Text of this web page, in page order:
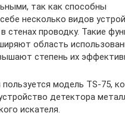
так как способны
несколько видов
стенах проводку. Такие
область
степень их
модель TS-75,
детектора
искателя.